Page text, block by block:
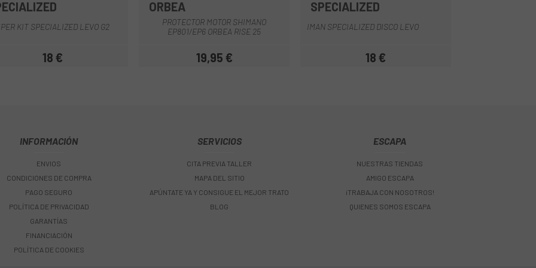
Negro
KIT SPECIALIZED LEVO G2
Precio
18 €
ORBEA
PROTECTOR MOTOR SHIMANO
EP801/EP6 ORBEA RISE 25
Precio
19,95 €
Negro
SPECIALIZED
IMAN SPECIALIZED DISCO LEVO
Precio
18 €
INFORMACIÓN
ENVIOS
CONDICIONES DE COMPRA
PAGO SEGURO
POLÍTICA DE PRIVACIDAD
GARANTÍAS
FINANCIACIÓN
POLÍTICA DE COOKIES
SERVICIOS
CITA PREVIA TALLER
MAPA DEL SITIO
APÚNTATE YA Y CONSIGUE EL MEJOR TRATO
BLOG
ESCAPA
NUESTRAS TIENDAS
AMIGO ESCAPA
¡TRABAJA CON NOSOTROS!
QUIENES SOMOS ESCAPA